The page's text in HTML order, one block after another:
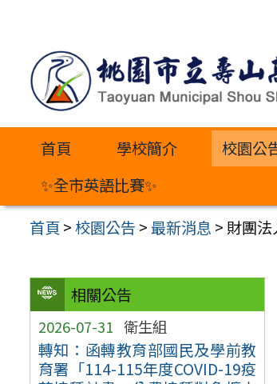
內
首頁 學校簡介 校園公
✨全市英語比賽✨
首頁 >校園公告 >最新消息 > 財團
相關公告
2026-07-31 衛生組
轉知：函轉教育部國民及學前教
育署「114-115年度COVID-19疫